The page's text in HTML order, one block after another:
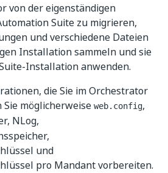
von der eigenständigen
Suite zu migrieren,
und verschiedene Dateien
Installation sammeln und sie
Installation anwenden.
die Sie im Orchestrator
möglicherweise web.config,
NLog,
und
pro Mandant vorbereiten.